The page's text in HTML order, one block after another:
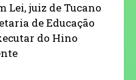
Lei, juiz de Tucano
de Educação
do Hino